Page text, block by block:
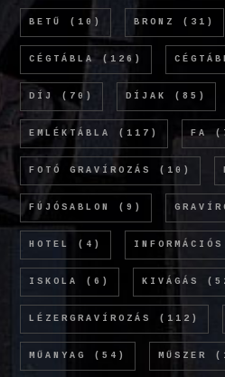
BETŰ (10) BRONZ (31)
CÉGTÁBLA (126)
DÍJ (70) DÍJAK (85)
EMLÉKTÁBLA (117) FA
FOTÓ GRAVÍROZÁS (10)
FÚJÓSABLON (9)
HOTEL (4)
ISKOLA (6) KIVÁGÁS
LÉZERGRAVÍROZÁS (112)
MŰANYAG (54) MŰSZER